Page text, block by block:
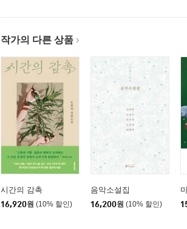
작가의 다른 상품
시간의 감촉
16,920원 (10% 할인)
음악소설집
16,200원 (10% 할인)